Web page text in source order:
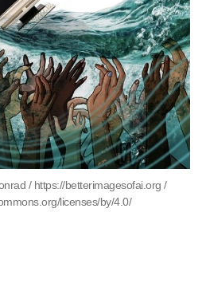
/ https://betterimagesofai.org /
licenses/by/4.0/